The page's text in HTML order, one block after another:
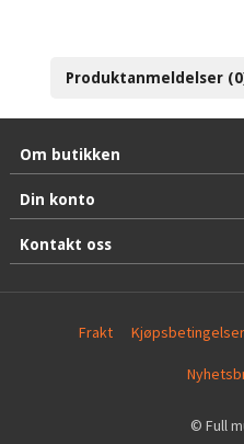
Produktanmeldelser
Om butikken
Din konto
Kontakt oss
Frakt Kjøpsbetingelser
© Full